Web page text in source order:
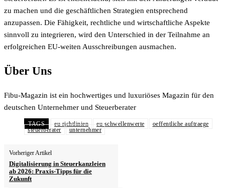
zu machen und die geschäftlichen Strategien entsprechend
anzupassen. Die Fähigkeit, rechtliche und wirtschaftliche Aspekte
sinnvoll zu integrieren, wird den Unterschied in der Teilnahme an
erfolgreichen EU-weiten Ausschreibungen ausmachen.
Über Uns
Fibu-Magazin ist ein hochwertiges und luxuriöses Magazin für den
deutschen Unternehmer und Steuerberater
TAGS eu richtlinien eu schwellenwerte
oeffentliche auftraege
steuerberater
unternehmer
Vorheriger Artikel
Digitalisierung in Steuerkanzleien
ab 2026: Praxis-Tipps für die
Zukunft